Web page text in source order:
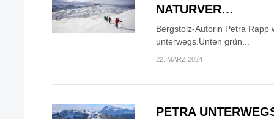
NATURVER…
Bergstolz-Autorin Petra Rapp
unterwegs.Unten grün...
22. MÄRZ 2024
PETRA